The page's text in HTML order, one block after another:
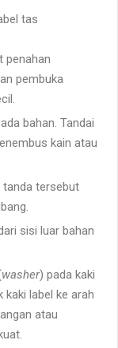
tas
penahan
pembuka
bahan. Tandai
kain atau
tanda tersebut
sisi luar bahan
washer) pada kaki
kaki label ke arah
atau